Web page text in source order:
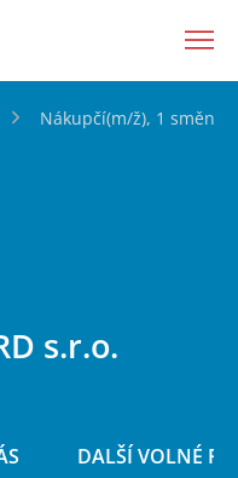
Nákupčí(m/ž), 1 směna
s.r.o.
DALŠÍ VOLNÉ